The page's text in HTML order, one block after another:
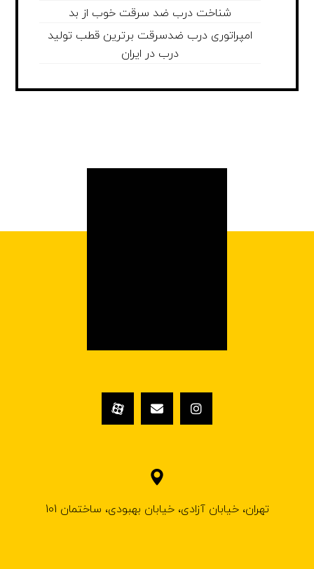
شناخت درب ضد سرقت خوب از بد
امپراتوری درب ضدسرقت برترین قطب تولید
درب در ایران
تهران، خیابان آزادی، خیابان بهبودی، ساختمان 101